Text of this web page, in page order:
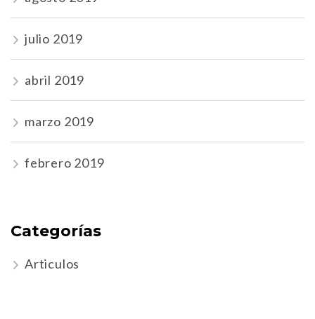
julio 2019
abril 2019
marzo 2019
febrero 2019
Categorías
Articulos